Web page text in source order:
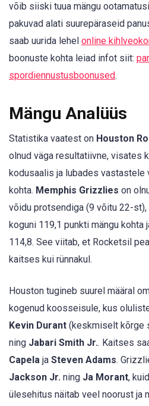
võib siiski tuua mängu
pakuvad alati suurepäraseid
saab uurida lehel online
boonuste kohta leiad infot siit:
spordiennustusboonused.
Mängu Analüüs
Statistika vaatest on Houston
olnud väga resultatiivne, visates
kodusaalis ja lubades vastastele
kohta. Memphis Grizzlies on
võidu protsendiga (9 võitu 22-
koguni 119,1 punkti mängu
114,8. See viitab, et Rocketsil
kaitses kui rünnakul.
Houston tugineb suurel määral
kogenud koosseisule, kus
Kevin Durant (keskmiselt kõrge
ning Jabari Smith Jr.. Kaitses
Capela ja Steven Adams.
Jackson Jr. ning Ja Morant,
ülesehitus näitab veel noorust ja